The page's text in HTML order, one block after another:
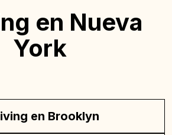
en Nueva
York
en Brooklyn